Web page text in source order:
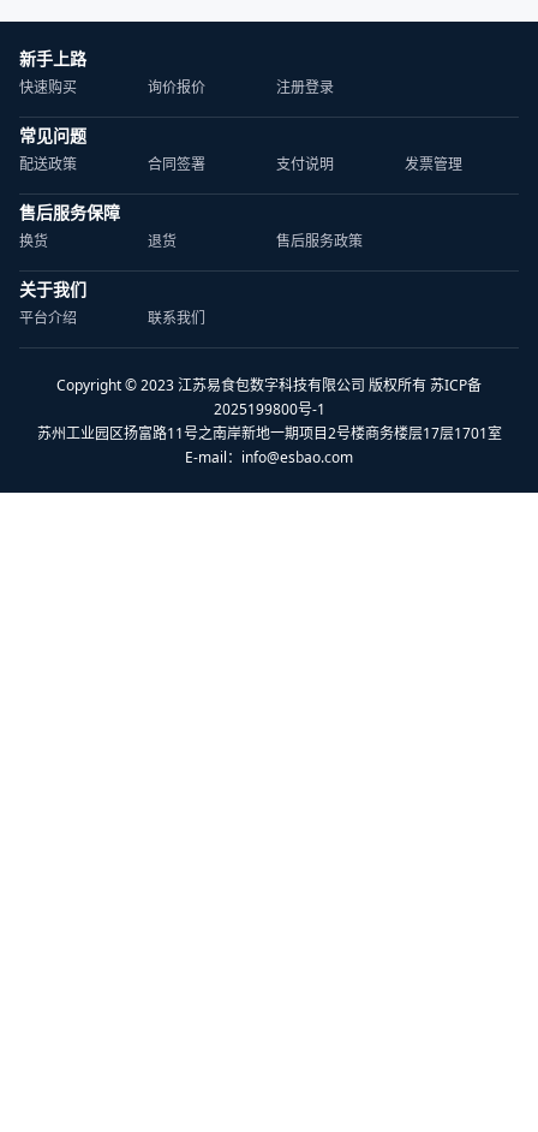
新手上路
快速购买 询价报价 注册登录
常见问题
配送政策 合同签署 支付说明 发票管理
售后服务保障
换货 退货 售后服务政策
关于我们
平台介绍 联系我们
Copyright © 2023 江苏易食包数字科技有限公司 版权所有 苏ICP备
2025199800号-1
苏州工业园区扬富路11号之南岸新地一期项目2号楼商务楼层17层1701室
E-mail： info@esbao.com